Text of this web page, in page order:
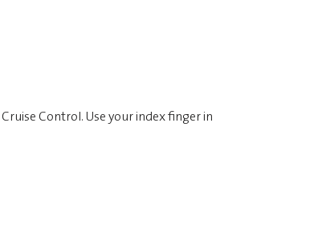
Control. Use your index finger in